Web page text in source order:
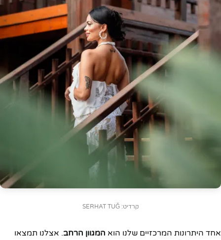
קרדיט: SERHAT TUĞ
אחד היתרונות המרכזיים שלנו הוא המגוון הרחב. אצלנו תמצאו